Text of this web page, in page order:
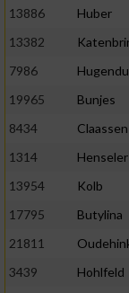
13886
Huber
13382
7986
19965
Bunjes
8434
Claassen
1314
Henseler
13954
Kolb
17795
Butylina
21811
3439
Hohlfeld